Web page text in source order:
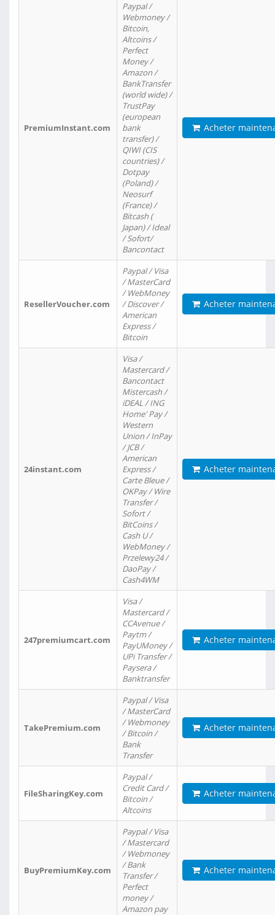
PremiumInstant.com
Paypal /
Webmoney /
Bitcoin,
Altcoins /
Perfect
Money /
Amazon /
BankTransfer
(world wide) /
TrustPay
(european
bank
transfer) /
QIWI (CIS
countries) /
Dotpay
(Poland) /
Neosurf
(France) /
Bitcash (
Japan) / Ideal
/ Sofort/
Bancontact
Acheter
ResellerVoucher.com
Paypal / Visa
/ MasterCard
/ WebMoney
/ Discover /
American
Express /
Bitcoin
Acheter
24instant.com
Visa /
Mastercard /
Bancontact
Mistercash /
iDEAL / ING
Home' Pay /
Western
Union / InPay
/ JCB /
American
Express /
Carte Bleue /
OKPay / Wire
Transfer /
Sofort /
BitCoins /
Cash U /
WebMoney /
Przelewy24 /
DaoPay /
Cash4WM
Acheter
247premiumcart.com
Visa /
Mastercard /
CCAvenue /
Paytm /
PayUMoney /
UPi Transfer /
Paysera /
Banktransfer
Acheter
TakePremium.com
Paypal / Visa
/ MasterCard
/ Webmoney
/ Bitcoin /
Bank
Transfer
Acheter
FileSharingKey.com
Paypal /
Credit Card /
Bitcoin /
Altcoins
Acheter
BuyPremiumKey.com
Paypal / Visa
/ Mastercard
/ Webmoney
/ Bank
Transfer /
Perfect
money /
Amazon pay
Acheter